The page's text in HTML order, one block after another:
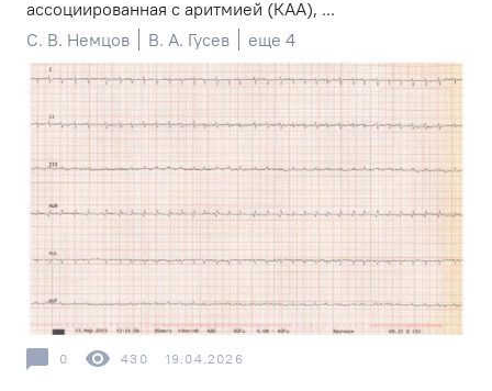
ассоциированная с аритмией (КАА), ...
С. В. Немцов
В. А. Гусев еще 4
0 430 19.04.2026